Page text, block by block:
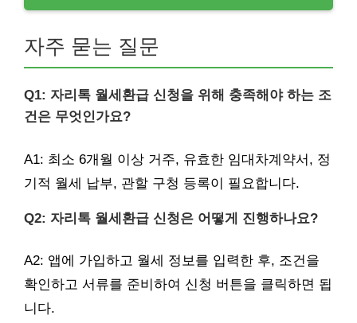
자주 묻는 질문
Q1: 자리톡 월세환급 신청을 위해 충족해야 하는 조
건은 무엇인가요?
A1: 최소 6개월 이상 거주, 유효한 임대차계약서, 정
기적 월세 납부, 관할 구청 등록이 필요합니다.
Q2: 자리톡 월세환급 신청은 어떻게 진행하나요?
A2: 앱에 가입하고 월세 정보를 입력한 후, 조건을
확인하고 서류를 준비하여 신청 버튼을 클릭하면 됩
니다.